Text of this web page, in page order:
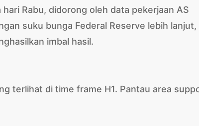
Rabu, didorong oleh data pekerjaan AS
suku bunga Federal Reserve lebih lanjut,
imbal hasil.
terlihat di time frame H1. Pantau area